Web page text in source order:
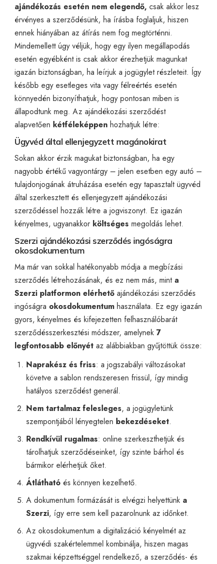
ajándékozás esetén nem elegendő, csak akkor lesz
érvényes a szerződésünk, ha írásba foglaljuk, hiszen
ennek hiányában az átírás nem fog megtörténni.
Mindemellett úgy véljük, hogy egy ilyen megállapodás
esetén egyébként is csak akkor érezhetjük magunkat
igazán biztonságban, ha leírjuk a jogügylet részleteit. Így
később egy esetleges vita vagy félreértés esetén
könnyedén bizonyíthatjuk, hogy pontosan miben is
állapodtunk meg. Az ajándékozási szerződést
alapvetően kétféleképpen hozhatjuk létre:
Ügyvéd által ellenjegyzett magánokirat
Sokan akkor érzik magukat biztonságban, ha egy
nagyobb értékű vagyontárgy – jelen esetben egy autó –
tulajdonjogának átruházása esetén egy tapasztalt ügyvéd
által szerkesztett és ellenjegyzett ajándékozási
szerződéssel hozzák létre a jogviszonyt. Ez igazán
kényelmes, ugyanakkor költséges megoldás lehet.
Szerzi ajándékozási szerződés ingóságra
okosdokumentum
Ma már van sokkal hatékonyabb módja a megbízási
szerződés létrehozásának, és ez nem más, mint a
Szerzi platformon elérhető ajándékozási szerződés
ingóságra okosdokumentum használata. Ez egy igazán
gyors, kényelmes és kifejezetten felhasználóbarát
szerződésszerkesztési módszer, amelynek 7
legfontosabb előnyét az alábbiakban gyűjtöttük össze:
Naprakész és friss: a jogszabályi változásokat
követve a sablon rendszeresen frissül, így mindig
hatályos szerződést generál.
Nem tartalmaz felesleges, a jogügyletünk
szempontjából lényegtelen bekezdéseket.
Rendkívül rugalmas: online szerkeszthetjük és
tárolhatjuk szerződéseinket, így szinte bárhol és
bármikor elérhetjük őket.
Átláthatóés könnyen kezelhető.
A dokumentum formázását is elvégzi helyettünk a
Szerzi, így erre sem kell pazarolnunk az időnket.
Az okosdokumentum a digitalizáció kényelmét az
ügyvédi szakértelemmel kombinálja, hiszen magas
szakmai képzettséggel rendelkező, a szerződés- és